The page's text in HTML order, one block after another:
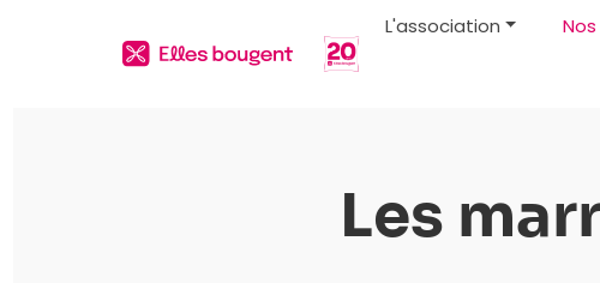
L'association
Les